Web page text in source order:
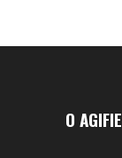
O AGIFIE